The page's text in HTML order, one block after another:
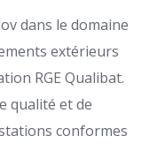
dans le domaine
extérieurs
RGE Qualibat.
qualité et de
conformes